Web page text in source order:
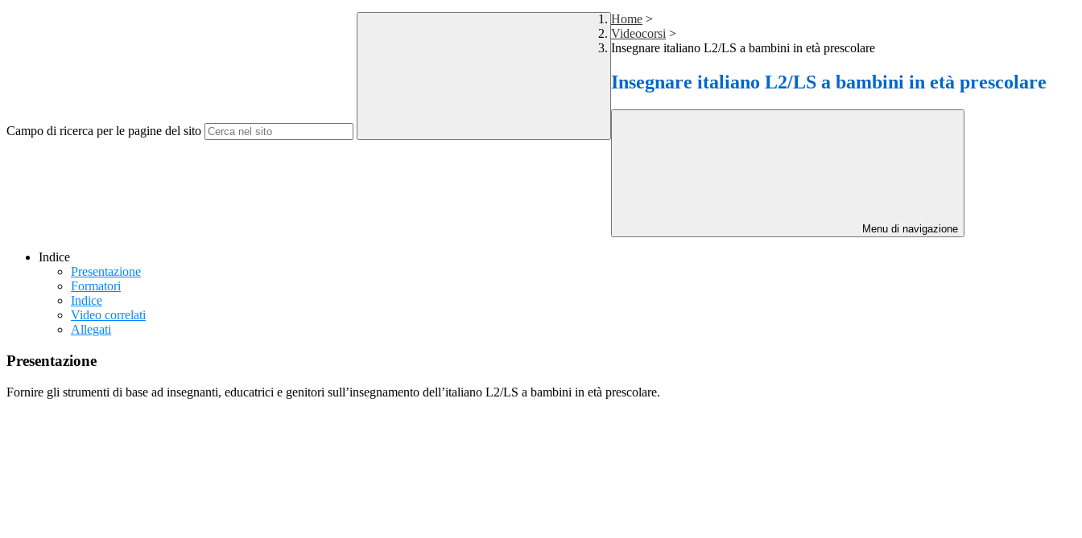
Campo di ricerca per le pagine del sito
Home >
Videocorsi >
Insegnare italiano L2/LS a bambini in età prescolare
Insegnare italiano L2/LS a bambini in età prescolare
Menu di navigazione
Indice
Presentazione
Formatori
Indice
Video correlati
Allegati
Presentazione
Fornire gli strumenti di base ad insegnanti, educatrici e genitori sull’insegnamento dell’italiano L2/LS a bambini in età prescolare.